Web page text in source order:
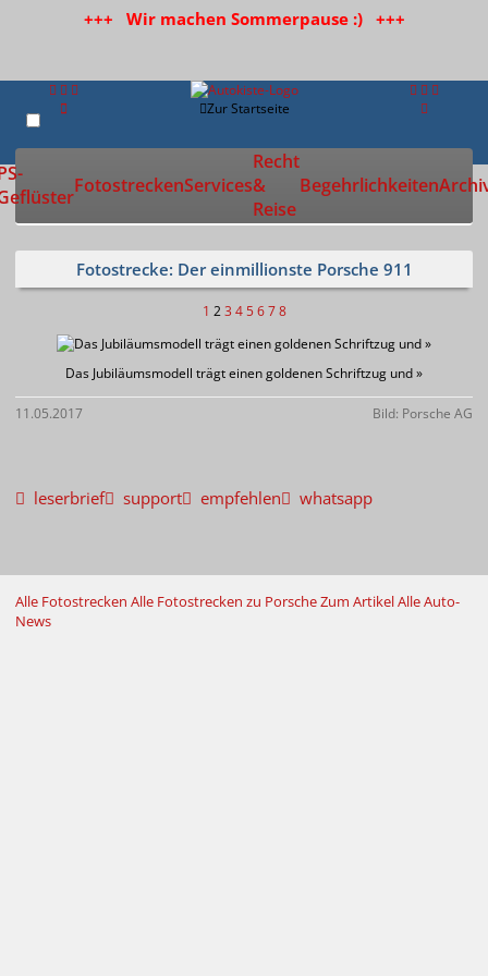
+++ Wir machen Sommerpause :) +++
Zur Startseite
FotostreckenServices
Recht
&
Reise
Begehrlichkeiten
Fotostrecke: Der einmillionste Porsche 911
1 2 3 4 5 6 7 8
Das Jubiläumsmodell trägt einen goldenen Schriftzug und »
11.05.2017 Bild: Porsche AG
leserbrief support empfehlen whatsapp
Alle Fotostrecken Alle Fotostrecken zu PorscheZum ArtikelAlle Auto-
News